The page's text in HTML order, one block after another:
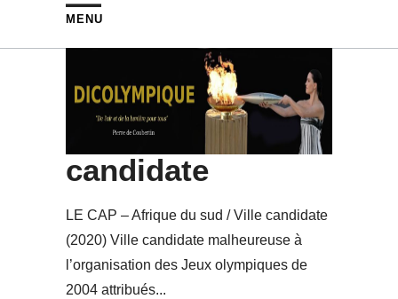
MENU
LE CAP – Afrique
du sud / Ville
candidate
LE CAP – Afrique du sud / Ville candidate
(2020) Ville candidate malheureuse à
l’organisation des Jeux olympiques de
2004 attribués